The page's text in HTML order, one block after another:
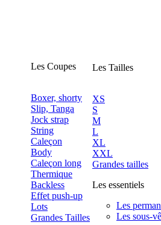
Les Coupes
Boxer, shorty
Slip, Tanga
Jock strap
String
Caleçon
Body
Caleçon long
Thermique
Backless
Effet push-up
Lots
Grandes Tailles
Les Tailles
XS
S
M
L
XL
XXL
Grandes tailles
Les essentiels
Les
Les sous-